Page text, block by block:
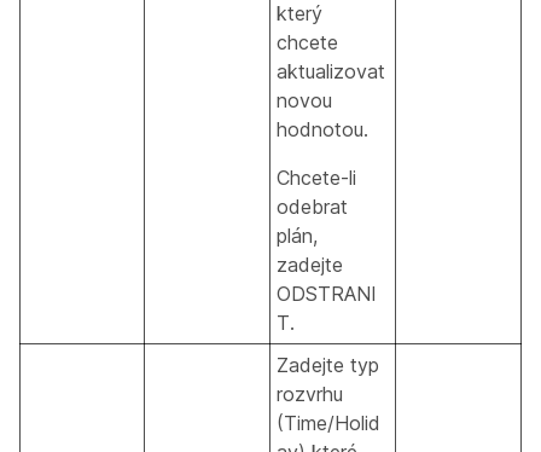
který
chcete
aktualizovat
novou
hodnotou.
Chcete-li
odebrat
plán,
zadejte
ODSTRANI
T.
Zadejte typ
rozvrhu
(Time/Holid